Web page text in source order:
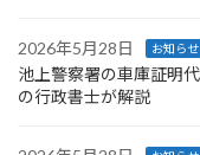
2026年5月28日 お知らせ
池上警察署の車庫証明
の行政書士が解説